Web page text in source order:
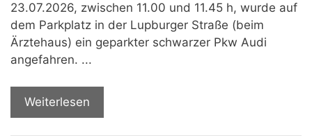
23.07.2026, zwischen 11.00 und 11.45 h, wurde auf
dem Parkplatz in der Lupburger Straße (beim
Ärztehaus) ein geparkter schwarzer Pkw Audi
angefahren. ...
Weiterlesen